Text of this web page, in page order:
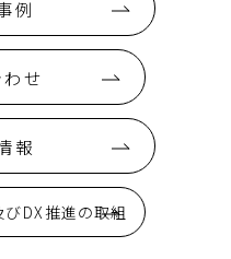
例
せ
報
DX推進の取組